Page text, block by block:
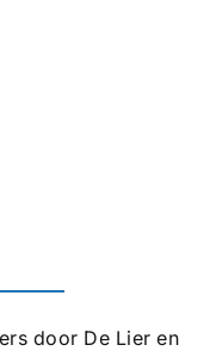
door De Lier en